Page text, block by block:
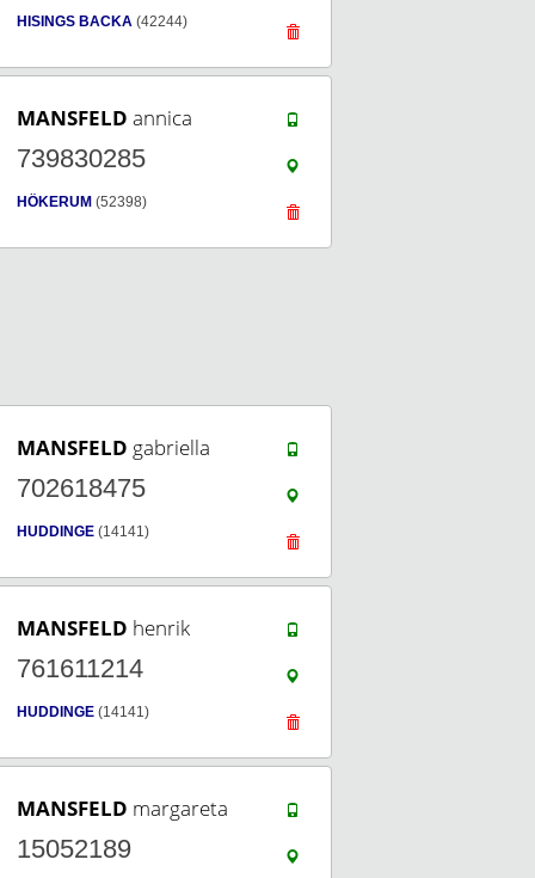
HISINGS BACKA (42244)
MANSFELD annica
739830285
HÖKERUM (52398)
MANSFELD gabriella
702618475
HUDDINGE (14141)
MANSFELD henrik
761611214
HUDDINGE (14141)
MANSFELD margareta
15052189